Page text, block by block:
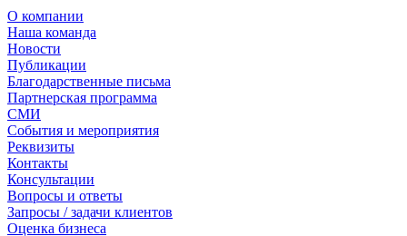
О компании
Наша команда
Новости
Публикации
Благодарственные письма
Партнерская программа
СМИ
События и мероприятия
Реквизиты
Контакты
Консультации
Вопросы и ответы
Запросы / задачи клиентов
Оценка бизнеса